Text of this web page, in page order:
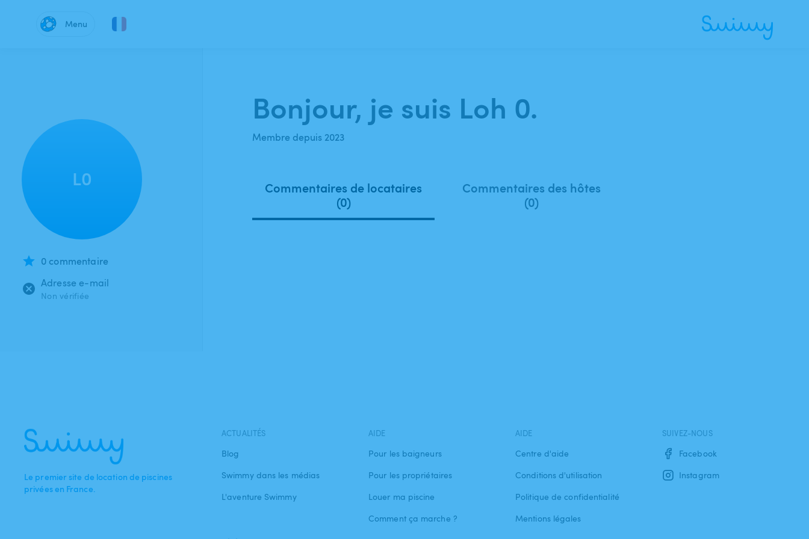
Menu
L0
0 commentaire
Adresse e-mail
Non vérifiée
Bonjour, je suis Loh 0.
Membre depuis 2023
Commentaires de locataires
(0)
Commentaires des hôtes
(0)
Le premier site de location de piscines
privées en France.
ACTUALITÉS
Blog
Swimmy dans les médias
L'aventure Swimmy
AIDE
Pour les baigneurs
Pour les propriétaires
Louer ma piscine
Comment ça marche ?
AIDE
Centre d'aide
Conditions d'utilisation
Politique de confidentialité
Mentions légales
SUIVEZ-NOUS
Facebook
Instagram